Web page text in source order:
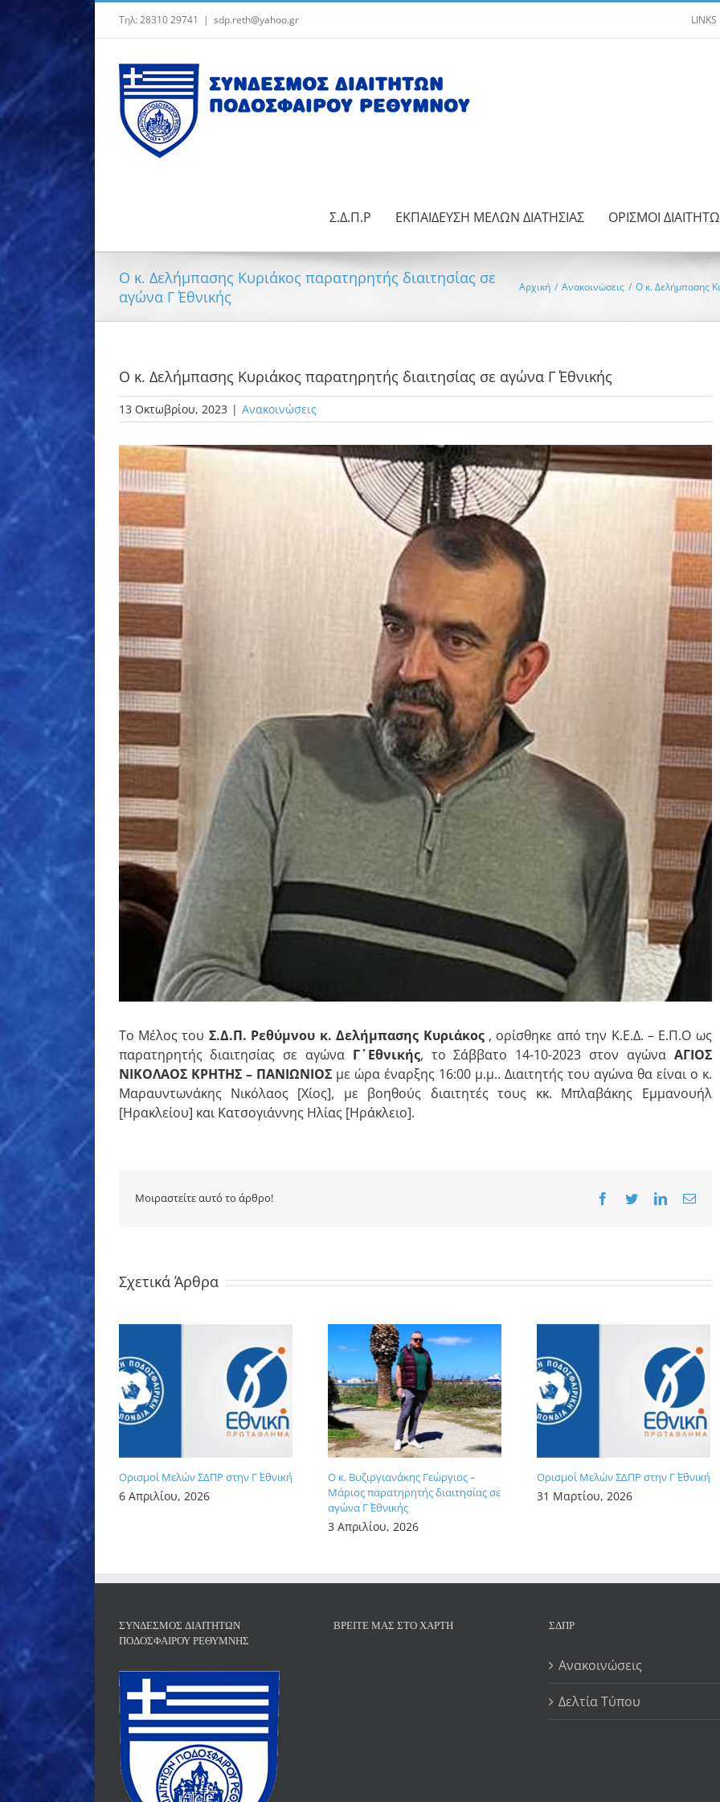
περιεχόμενο
Τηλ: 28310 29741 | sdp.reth@yahoo.gr LINKS
Σ.Δ.Π.Ρ ΕΚΠΑΙΔΕΥΣΗ ΜΕΛΩΝ ΔΙΑΤΗΣΙΑΣ ΟΡΙΣΜΟΙ
Ο κ. Δελήμπασης Κυριάκος παρατηρητής διαιτησίας σε
αγώνα Γ΄ Εθνικής
Αρχική / Ανακοινώσεις / Ο κ. Δελήμπασης
Ο κ. Δελήμπασης Κυριάκος παρατηρητής διαιτησίας σε αγώνα Γ΄ Εθνικής
13 Οκτωβρίου, 2023 | Ανακοινώσεις
Προβολή
μεγαλύτερης
εικόνας
Το Μέλος του Σ.Δ.Π. Ρεθύμνου κ. Δελήμπασης Κυριάκος , ορίσθηκε από την Κ.Ε.Δ. – Ε.Π.Ο ως
παρατηρητής διαιτησίας σε αγώνα Γ΄ Εθνικής, το Σάββατο 14-10-2023 στον αγώνα ΑΓΙΟΣ
ΝΙΚΟΛΑΟΣ ΚΡΗΤΗΣ – ΠΑΝΙΩΝΙΟΣμε ώρα έναρξης 16:00 μ.μ.. Διαιτητής του αγώνα θα είναι ο κ.
Μαραυντωνάκης Νικόλαος [Χίος], με βοηθούς διαιτητές τους κκ. Μπλαβάκης Εμμανουήλ
[Ηρακλείου] και Κατσογιάννης Ηλίας [Ηράκλειο].
Μοιραστείτε αυτό το άρθρο! Facebook
TwitterLinkedIn
Σχετικά Άρθρα
Ορισμοί Μελών ΣΔΠΡ στην Γ΄ Εθνική
6 Απριλίου, 2026
Ο κ. Βυζιργιανάκης Γεώργιος –
Μάριος παρατηρητής διαιτησίας σε
αγώνα Γ΄ Εθνικής
3 Απριλίου, 2026
Ορισμοί Μελών ΣΔΠΡ στην Γ΄ Εθνική
31 Μαρτίου, 2026
ΣΎΝΔΕΣΜΟΣ ΔΙΑΙΤΗΤΏΝ
ΠΟΔΟΣΦΑΊΡΟΥ ΡΕΘΎΜΝΗΣ
ΒΡΕΊΤΕ ΜΑΣ ΣΤΟ ΧΆΡΤΗ ΣΔΠΡ
Ανακοινώσεις
Δελτία Τύπου